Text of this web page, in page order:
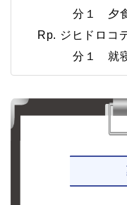
分１ 夕食
Rp. ジヒドロコ
分１ 就寝